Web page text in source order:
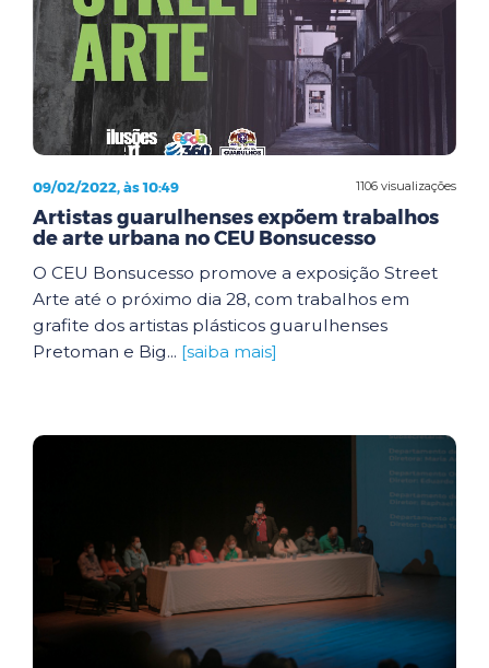
1106 visualizações
09/02/2022, às 10:49
Artistas guarulhenses expõem trabalhos
de arte urbana no CEU Bonsucesso
O CEU Bonsucesso promove a exposição Street
Arte até o próximo dia 28, com trabalhos em
grafite dos artistas plásticos guarulhenses
Pretoman e Big... [saiba mais]